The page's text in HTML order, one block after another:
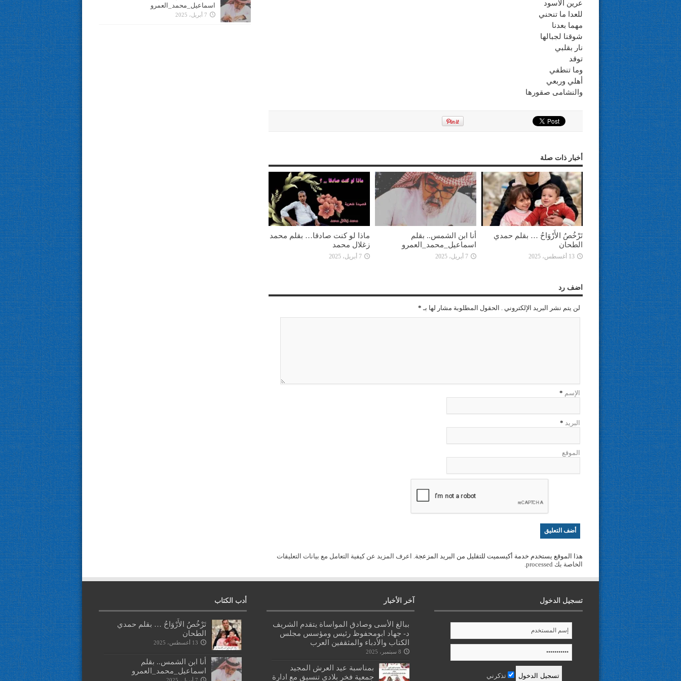
عرين الاسود
للعدا ما تنحني
مهما بعدنا
شوقنا لجبالها
نار بقلبي
توقد
وما تنطفي
أهلي وربعي
والنشامى صقورها
أخبار ذات صلة
تَرْخُصُ الأَرْوَاحُ … بقلم حمدي
الطحان
13 أغسطس، 2025
أنا ابن الشمس.. بقلم
اسماعيل_محمد_العمرو
7 أبريل، 2025
ماذا لو كنت صادقا… بقلم محمد
زغلال محمد
7 أبريل، 2025
اضف رد
لن يتم نشر البريد الإلكتروني . الحقول المطلوبة مشار لها بـ *
الإسم *
البريد *
الموقع
هذا الموقع يستخدم خدمة أكيسميت للتقليل من البريد المزعجة.
اعرف المزيد عن كيفية التعامل مع بيانات التعليقات
الخاصة بك processed
اسماعيل_محمد_العمرو
7 أبريل، 2025
تسجيل الدخول
تذكرني
آخر الأخبار
ببالغ الأسى وصادق المواساة يتقدم الشريف
د- جهاد ابومحفوظ رئيس ومؤسس مجلس
الكتاب والأدباء والمثقفين العرب
8 سبتمبر، 2025
بمناسبة عيد العرش المجيد
جمعية فخر بلادي تنسيق مع ادارة
أدب الكتاب
تَرْخُصُ الأَرْوَاحُ … بقلم حمدي
الطحان
13 أغسطس، 2025
أنا ابن الشمس.. بقلم
اسماعيل_محمد_العمرو